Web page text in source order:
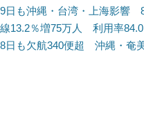
日も沖縄・台湾・上海影響
13.2％増75万人 利用率
日も欠航340便超 沖縄・奄